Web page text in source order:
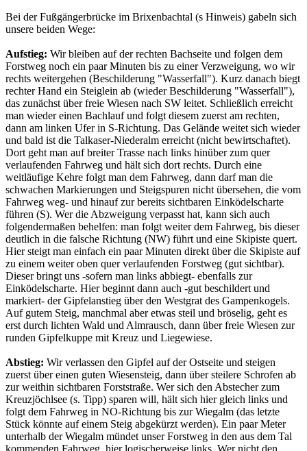
Bei der Fußgängerbrücke im Brixenbachtal (s Hinweis) gabeln sich
unsere beiden Wege:
Aufstieg: Wir bleiben auf der rechten Bachseite und folgen dem
Forstweg noch ein paar Minuten bis zu einer Verzweigung, wo wir
rechts weitergehen (Beschilderung "Wasserfall"). Kurz danach biegt
rechter Hand ein Steiglein ab (wieder Beschilderung "Wasserfall"),
das zunächst über freie Wiesen nach SW leitet. Schließlich erreicht
man wieder einen Bachlauf und folgt diesem zuerst am rechten,
dann am linken Ufer in S-Richtung. Das Gelände weitet sich wieder
und bald ist die Talkaser-Niederalm erreicht (nicht bewirtschaftet).
Dort geht man auf breiter Trasse nach links hinüber zum quer
verlaufenden Fahrweg und hält sich dort rechts. Durch eine
weitläufige Kehre folgt man dem Fahrweg, dann darf man die
schwachen Markierungen und Steigspuren nicht übersehen, die vom
Fahrweg weg- und hinauf zur bereits sichtbaren Einködelscharte
führen (S). Wer die Abzweigung verpasst hat, kann sich auch
folgendermaßen behelfen: man folgt weiter dem Fahrweg, bis dieser
deutlich in die falsche Richtung (NW) führt und eine Skipiste quert.
Hier steigt man einfach ein paar Minuten direkt über die Skipiste auf
zu einem weiter oben quer verlaufenden Forstweg (gut sichtbar).
Dieser bringt uns -sofern man links abbiegt- ebenfalls zur
Einködelscharte. Hier beginnt dann auch -gut beschildert und
markiert- der Gipfelanstieg über den Westgrat des Gampenkogels.
Auf gutem Steig, manchmal aber etwas steil und bröselig, geht es
erst durch lichten Wald und Almrausch, dann über freie Wiesen zur
runden Gipfelkuppe mit Kreuz und Liegewiese.
Abstieg: Wir verlassen den Gipfel auf der Ostseite und steigen
zuerst über einen guten Wiesensteig, dann über steilere Schrofen ab
zur weithin sichtbaren Forststraße. Wer sich den Abstecher zum
Kreuzjöchlsee (s. Tipp) sparen will, hält sich hier gleich links und
folgt dem Fahrweg in NO-Richtung bis zur Wiegalm (das letzte
Stück könnte auf einem Steig abgekürzt werden). Ein paar Meter
unterhalb der Wiegalm mündet unser Forstweg in den aus dem Tal
kommenden Fahrweg, hier logischerweise links. Wer nicht den